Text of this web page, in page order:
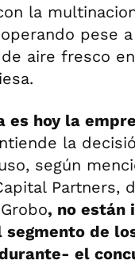
la
pese
aire fresco
es hoy la
la
según
Partners,
, no están
de
el